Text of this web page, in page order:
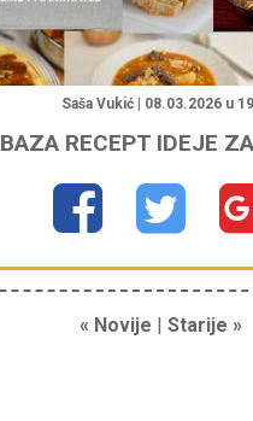
"
Saša Vukić | 08.03.2026 u
BAZA RECEPT IDEJE
« Novije | Starije »